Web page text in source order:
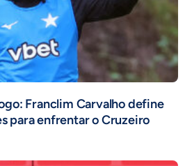
Franclim Carvalho define
para enfrentar o Cruzeiro